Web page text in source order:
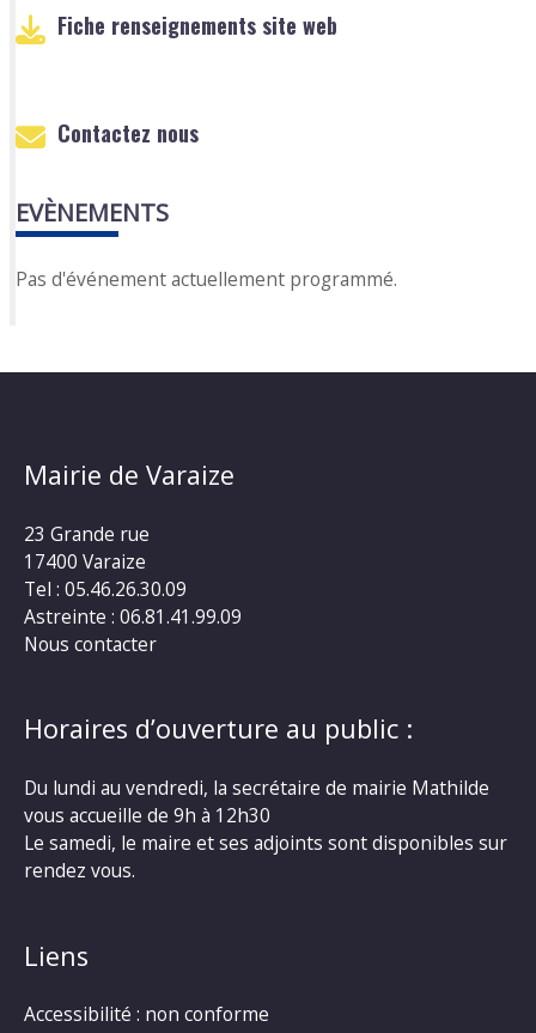
Fiche renseignements site web
Contactez nous
EVÈNEMENTS
Pas d'événement actuellement programmé.
Mairie de Varaize
23 Grande rue
17400 Varaize
Tel : 05.46.26.30.09
Astreinte : 06.81.41.99.09
Nous contacter
Horaires d’ouverture au public :
Du lundi au vendredi, la secrétaire de mairie Mathilde
vous accueille de 9h à 12h30
Le samedi, le maire et ses adjoints sont disponibles sur
rendez vous.
Liens
Accessibilité : non conforme